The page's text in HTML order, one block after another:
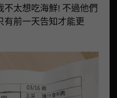
太想吃海鮮! 不過他們
有前一天告知才能更